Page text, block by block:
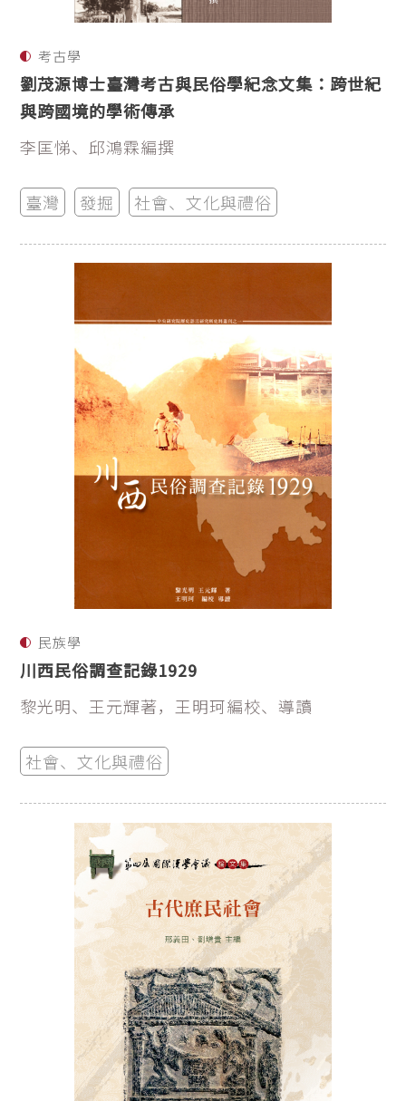
考古學
劉茂源博士臺灣考古與民俗學紀念文集：跨世紀
與跨國境的學術傳承
李匡悌、邱鴻霖編撰
臺灣 發掘 社會、文化與禮俗
民族學
川西民俗調查記錄1929
黎光明、王元輝著，王明珂編校、導讀
社會、文化與禮俗